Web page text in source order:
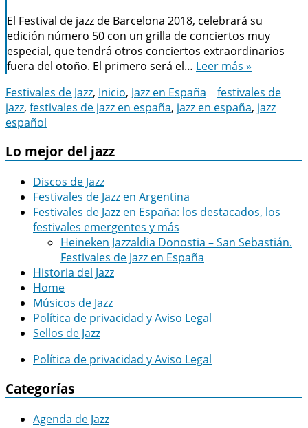
El Festival de jazz de Barcelona 2018, celebrará su
edición número 50 con un grilla de conciertos muy
especial, que tendrá otros conciertos extraordinarios
fuera del otoño. El primero será el… Leer más »
Festivales de Jazz, Inicio, Jazz en España
festivales de
jazz, festivales de jazz en españa, jazz en españa, jazz
español
Lo mejor del jazz
Discos de Jazz
Festivales de Jazz en Argentina
Festivales de Jazz en España: los destacados, los
festivales emergentes y más
Heineken Jazzaldia Donostia – San Sebastián.
Festivales de Jazz en España
Historia del Jazz
Home
Músicos de Jazz
Política de privacidad y Aviso Legal
Sellos de Jazz
Política de privacidad y Aviso Legal
Categorías
Agenda de Jazz